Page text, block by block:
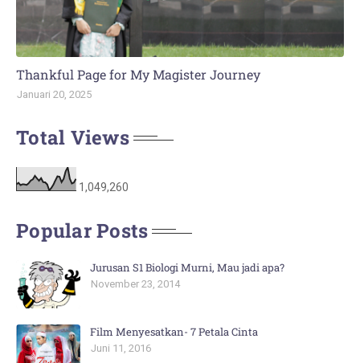
Thankful Page for My Magister Journey
Januari 20, 2025
Total Views
1,049,260
Popular Posts
Jurusan S1 Biologi Murni, Mau jadi apa?
November 23, 2014
Film Menyesatkan- 7 Petala Cinta
Juni 11, 2016